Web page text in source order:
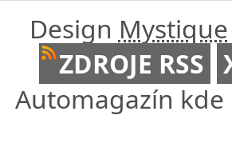
Design Mystique
ZDROJE RSS
Automagazín